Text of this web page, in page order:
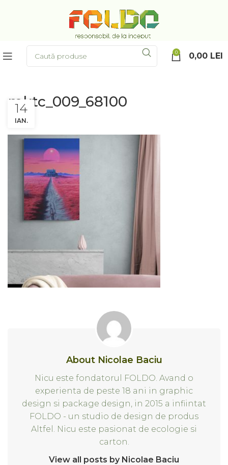
0 0,00 LEI
mktc_009_68100
14
IAN.
About Nicolae Baciu
Nicu este fondatorul FOLDO. Avand o
experienta de peste 18 ani in graphic
design si package design, in 2015 a infiintat
FOLDO - un studio de design de produs
Altfel. Nicu este pasionat de ecologie si
carton.
View all posts by Nicolae Baciu